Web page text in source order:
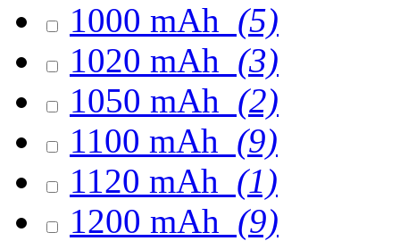
1000 mAh (5)
1020 mAh (3)
1050 mAh (2)
1100 mAh (9)
1120 mAh (1)
1200 mAh (9)